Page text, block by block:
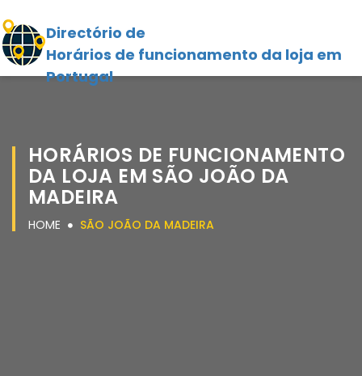
Directório de
Horários de funcionamento da loja em
Portugal
HORÁRIOS DE FUNCIONAMENTO
DA LOJA EM SÃO JOÃO DA
MADEIRA
HOME SÃO JOÃO DA MADEIRA